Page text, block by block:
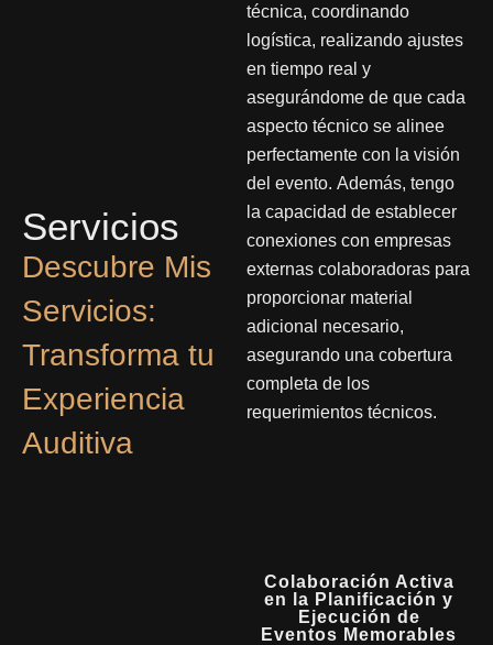
Servicios
Descubre Mis
Servicios:
Transforma tu
Experiencia
Auditiva
técnica, coordinando
logística, realizando ajustes
en tiempo real y
asegurándome de que cada
aspecto técnico se alinee
perfectamente con la visión
del evento. Además, tengo
la capacidad de establecer
conexiones con empresas
externas colaboradoras para
proporcionar material
adicional necesario,
asegurando una cobertura
completa de los
requerimientos técnicos.
Colaboración Activa
en la Planificación y
Ejecución de
Eventos Memorables